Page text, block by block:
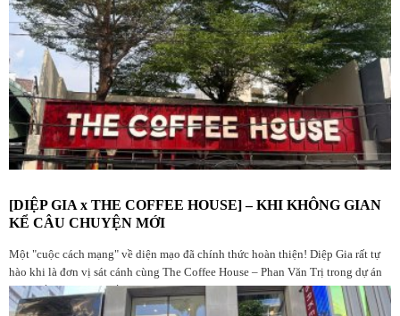
[DIỆP GIA x THE COFFEE HOUSE] – KHI KHÔNG GIAN
KỂ CÂU CHUYỆN MỚI
Một "cuộc cách mạng" về diện mạo đã chính thức hoàn thiện! Diệp Gia rất tự
hào khi là đơn vị sát cánh cùng The Coffee House – Phan Văn Trị trong dự án
nâng cấp không gian lần này